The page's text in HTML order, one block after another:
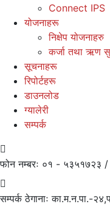
Connect IPS
योजनाहरू
निक्षेप योजनाहरु
कर्जा तथा ऋण
सूचनाहरू
रिपोर्टहरू
डाउनलोड
ग्यालेरी
सम्पर्क
फोन नम्बरः ०१ - ५३५१७२३ /
सम्पर्क ठेगानाः का.म.न.पा.-